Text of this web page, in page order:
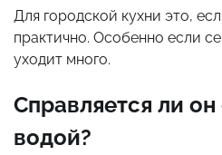
Для городской кухни это,
практично. Особенно если
уходит много.
Справляется ли
водой?